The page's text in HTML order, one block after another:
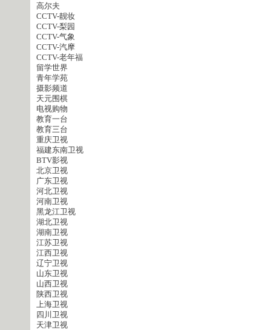
高尔夫
CCTV-靓妆
CCTV-梨园
CCTV-气象
CCTV-汽摩
CCTV-老年福
留学世界
青年学苑
摄影频道
天元围棋
电视购物
教育一台
教育三台
重庆卫视
福建东南卫视
BTV影视
北京卫视
广东卫视
河北卫视
河南卫视
黑龙江卫视
湖北卫视
湖南卫视
江苏卫视
江西卫视
辽宁卫视
山东卫视
山西卫视
陕西卫视
上海卫视
四川卫视
天津卫视